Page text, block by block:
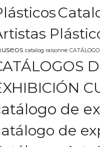
catalog raisonne
de
de